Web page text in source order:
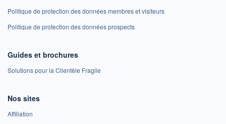
Politique de protection des données membres et visiteurs
Politique de protection des données prospects
Guides et brochures
Solutions pour la Clientèle Fragile
Nos sites
Affiliation